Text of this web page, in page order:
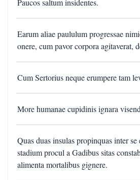
Paucos saltum insidentes.
Earum aliae paululum progressae
onere, cum pavor corpora agitaverat,
Cum Sertorius neque erumpere tam
More humanae cupidinis ignara
Quas duas insulas propinquas inter
stadium procul a Gadibus sitas
alimenta mortalibus gignere.